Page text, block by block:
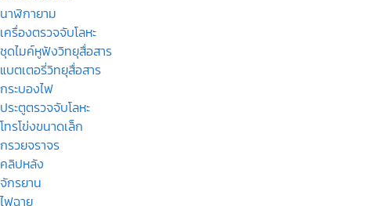
นาฬิกายาม
เครื่องตรวจจับโลหะ
ชุดไมค์หูฟังวิทยุสื่อสาร
แบตเตอรี่วิทยุสื่อสาร
กระบองไฟ
ประตูตรวจจับโลหะ
โทรโข่งขนาดเล็ก
กรวยจราจร
คลิปหลัง
จักรยาน
ไฟฉาย